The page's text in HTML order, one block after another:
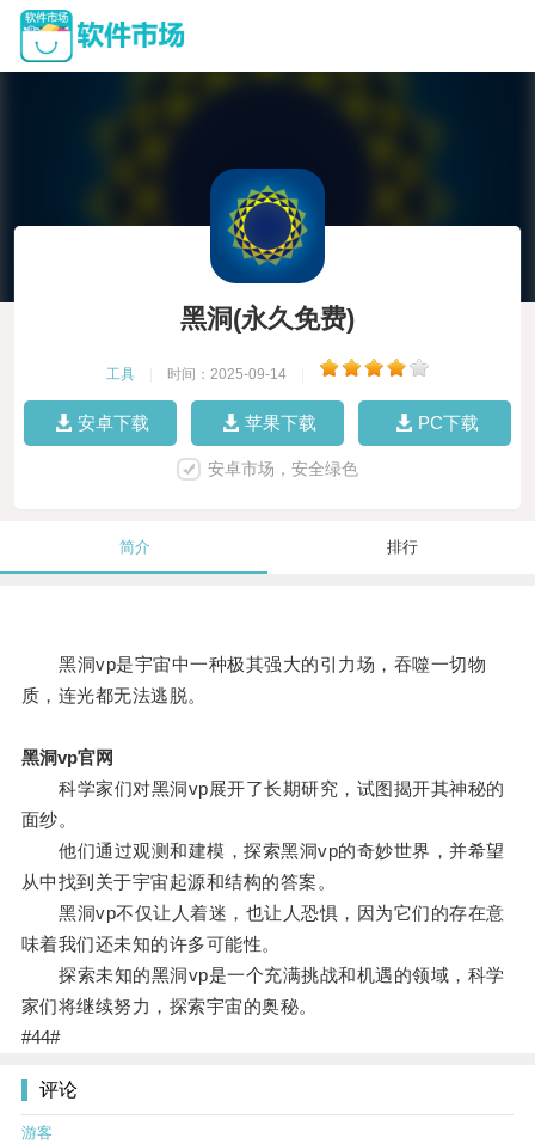
黑洞(永久免费)
工具 时间：2025-09-14
安卓下载 苹果下载 PC下载
安卓市场，安全绿色
简介 排行
黑洞vp是宇宙中一种极其强大的引力场，吞噬一切物
质，连光都无法逃脱。
黑洞vp官网
科学家们对黑洞vp展开了长期研究，试图揭开其神秘的
面纱。
他们通过观测和建模，探索黑洞vp的奇妙世界，并希望
从中找到关于宇宙起源和结构的答案。
黑洞vp不仅让人着迷，也让人恐惧，因为它们的存在意
味着我们还未知的许多可能性。
探索未知的黑洞vp是一个充满挑战和机遇的领域，科学
家们将继续努力，探索宇宙的奥秘。
#44#
评论
游客